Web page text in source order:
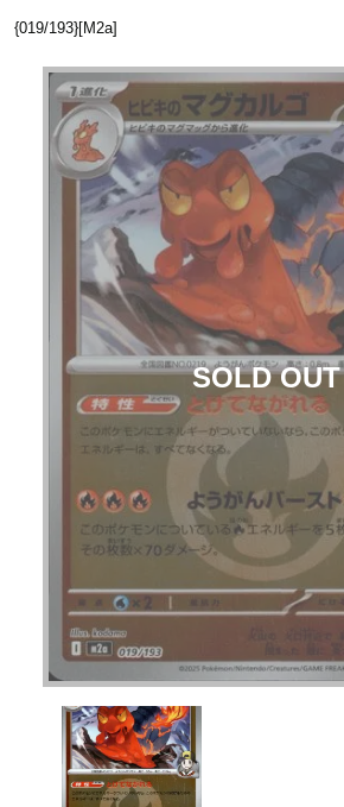
{019/193}[M2a]